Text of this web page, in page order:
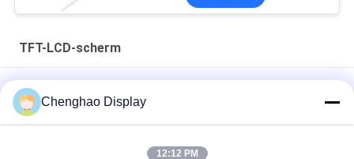
TFT-LCD-scherm
Lcd Factory 3,5 inch Custom Small Tft Lcd Display met
capacitieve touch
Chenghao Display
12:12 PM